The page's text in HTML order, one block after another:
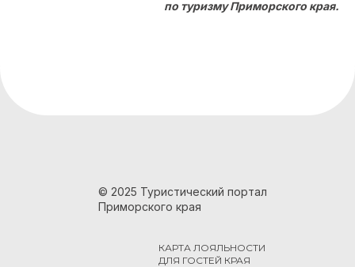
по туризму Приморского края.
© 2025 Туристический портал
Приморского края
КАРТА ЛОЯЛЬНОСТИ
ДЛЯ ГОСТЕЙ КРАЯ